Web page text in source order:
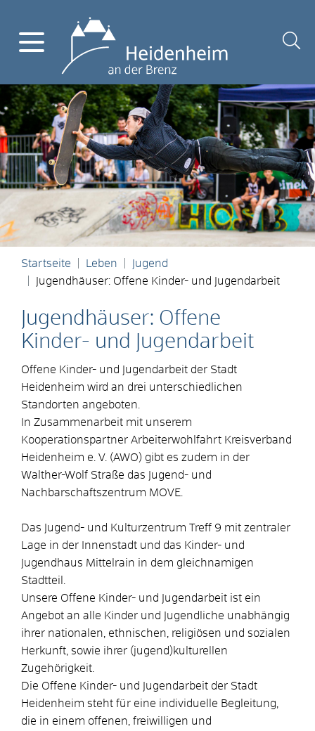
Startseite Leben
Jugend
Jugendhäuser: Offene Kinder- und Jugendarbeit
Jugendhäuser: Offene
Kinder- und Jugendarbeit
Offene Kinder- und Jugendarbeit der Stadt
Heidenheim wird an drei unterschiedlichen
Standorten angeboten.
In Zusammenarbeit mit unserem
Kooperationspartner Arbeiterwohlfahrt Kreisverband
Heidenheim e. V. (AWO) gibt es zudem in der
Walther-Wolf Straße das Jugend- und
Nachbarschaftszentrum MOVE.
Das Jugend- und Kulturzentrum Treff 9 mit zentraler
Lage in der Innenstadt und das Kinder- und
Jugendhaus Mittelrain in dem gleichnamigen
Stadtteil.
Unsere Offene Kinder- und Jugendarbeit ist ein
Angebot an alle Kinder und Jugendliche unabhängig
ihrer nationalen, ethnischen, religiösen und sozialen
Herkunft, sowie ihrer (jugend)kulturellen
Zugehörigkeit.
Die Offene Kinder- und Jugendarbeit der Stadt
Heidenheim steht für eine individuelle Begleitung,
die in einem offenen, freiwilligen und